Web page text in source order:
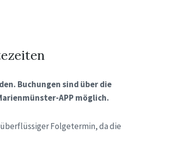
Buchungen sind über die
APP möglich.
Folgetermin, da die